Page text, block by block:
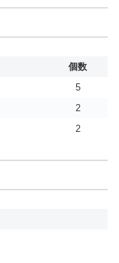
個数
5
2
2